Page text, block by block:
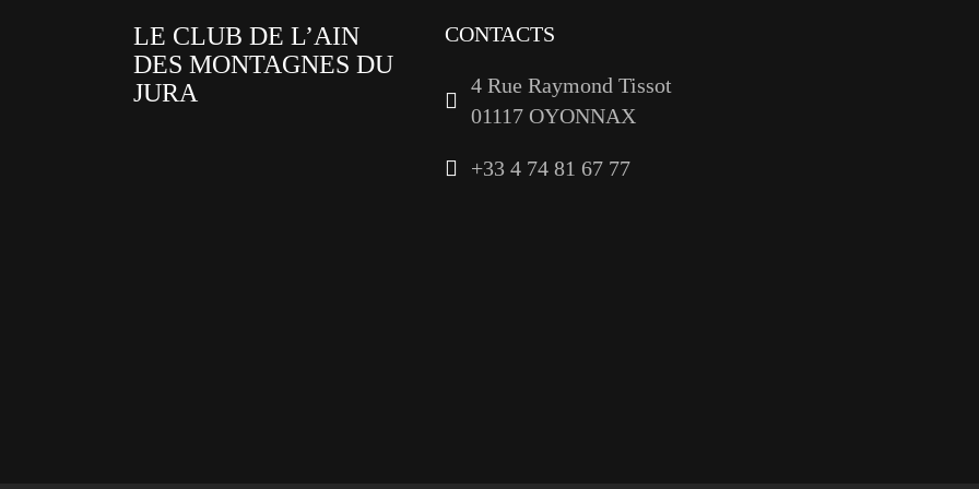
LE CLUB DE L’AIN
DES MONTAGNES DU
JURA
CONTACTS
4 Rue Raymond Tissot
01117 OYONNAX
+33 4 74 81 67 77